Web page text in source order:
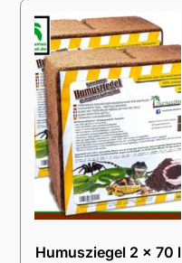
Humusziegel 2 x 70 l